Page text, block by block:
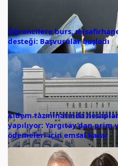
Öğrencilere burs,
desteği: Başvurular başladı
Kıdem tazminatında
yapılıyor: Yargıtay’dan prim
ödemeleri için emsal karar